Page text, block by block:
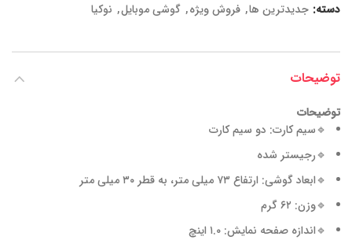
دسته: جدیدترین ها, فروش ویژه, گوشی موبایل, نوکیا
توضیحات
توضیحات
🔹سیم کارت: دو سیم کارت
🔹رجیستر شده
🔹ابعاد گوشی: ارتفاع ۷۳ میلی متر، به قطر ۳۰ میلی متر
🔹وزن: ۶۲ گرم
🔹اندازه صفحه نمایش: ۱.۰ اینچ